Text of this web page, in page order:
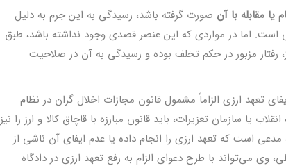
مقابله با آن صورت گرفته باشد، رسیدگی به این جرم به دلیل
است. اما در مواردی که این عنصر قصدی وجود نداشته باشد، طبق
و ارز، رفتار مزبور در حکم تخلف بوده و رسیدگی به آن در صلاحیت
تعهد ارزی الزاماً مشمول قانون مجازات اخلال ‌گران در نظام
یا سازمان تعزیرات، باید قانون مبارزه با قاچاق کالا و ارز را نیز
مدعی است که تعهد ارزی را انجام داده یا عدم ایفای آن ناشی از
وی می‌تواند با طرح دعوای الزام به رفع تعهد ارزی در دادگاه